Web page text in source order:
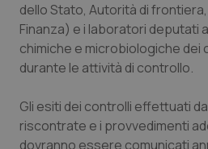
Puglia
Sardegna
Sicilia
Malattie rare
Malattia di Crohn &
Neuroscienze &
dello Stato, Autorità di frontiera,
Finanza) e i laboratori deputati
chimiche e microbiologiche dei
durante le attività di controllo.
Gli esiti dei controlli effettuati
riscontrate e i provvedimenti
dovranno essere comunicati